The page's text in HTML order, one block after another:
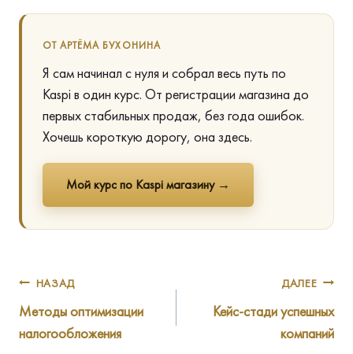
ОТ АРТЁМА БУХОНИНА
Я сам начинал с нуля и собрал весь путь по
Kaspi в один курс. От регистрации магазина до
первых стабильных продаж, без года ошибок.
Хочешь короткую дорогу, она здесь.
Мой курс по Kaspi магазину →
Навигация
по
записям
НАЗАД
Методы оптимизации
налогообложения
ДАЛЕЕ
Кейс-стади успешных
компаний